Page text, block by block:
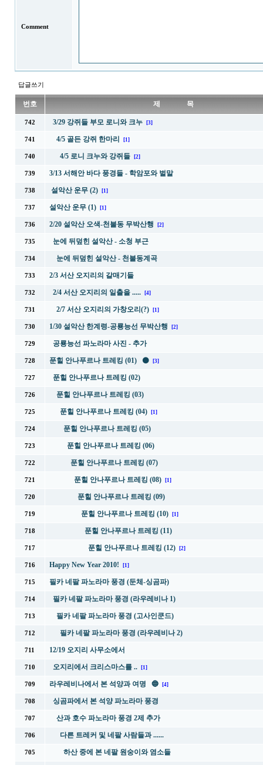
Comment
답글쓰기
번호 제 목
742 3/29 강쥐들 부모 로니와 크누 [3]
741 4/5 골든 강쥐 한마리 [1]
740 4/5 로니 크누와 강쥐들 [2]
739 3/13 서해안 바다 풍경들 - 학암포와 벌말
738 설악산 운무 (2) [1]
737 설악산 운무 (1) [1]
736 2/20 설악산 오색-천불동 무박산행 [2]
735 눈에 뒤덮힌 설악산 - 소청 부근
734 눈에 뒤덮힌 설악산 - 천불동계곡
733 2/3 서산 오지리의 갈매기들
732 2/4 서산 오지리의 일출을 ..... [4]
731 2/7 서산 오지리의 가창오리(?) [1]
730 1/30 설악산 한계령-공룡능선 무박산행 [2]
729 공룡능선 파노라마 사진 - 추가
728 푼힐 안나푸르나 트레킹 (01) ⚫ [3]
727 푼힐 안나푸르나 트레킹 (02)
726 푼힐 안나푸르나 트레킹 (03)
725 푼힐 안나푸르나 트레킹 (04) [1]
724 푼힐 안나푸르나 트레킹 (05)
723 푼힐 안나푸르나 트레킹 (06)
722 푼힐 안나푸르나 트레킹 (07)
721 푼힐 안나푸르나 트레킹 (08) [1]
720 푼힐 안나푸르나 트레킹 (09)
719 푼힐 안나푸르나 트레킹 (10) [1]
718 푼힐 안나푸르나 트레킹 (11)
717 푼힐 안나푸르나 트레킹 (12) [2]
716 Happy New Year 2010! [1]
715 필카 네팔 파노라마 풍경 (둔체-싱곰파)
714 필카 네팔 파노라마 풍경 (라우레비나 1)
713 필카 네팔 파노라마 풍경 (고사인쿤드)
712 필카 네팔 파노라마 풍경 (라우레비나 2)
711 12/19 오지리 사무소에서
710 오지리에서 크리스마스를 .. [1]
709 라우레비나에서 본 석양과 여명 🔵 [4]
708 싱곰파에서 본 석양 파노라마 풍경
707 산과 호수 파노라마 풍경 2제 추가
706 다른 트레커 및 네팔 사람들과 ......
705 하산 중에 본 네팔 원숭이와 염소들